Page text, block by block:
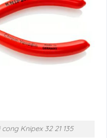
Knipex 32 21 135